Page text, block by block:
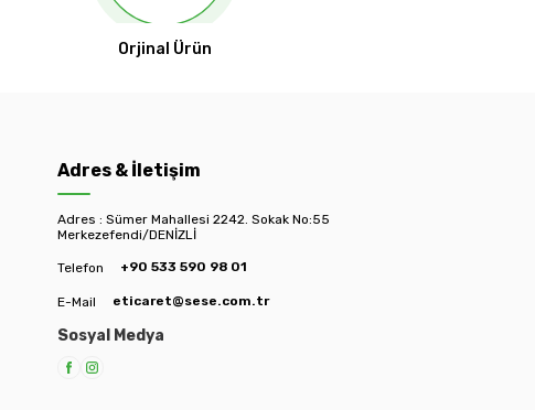
Orjinal Ürün
Adres & İletişim
Adres : Sümer Mahallesi 2242. Sokak No:55
Merkezefendi/DENİZLİ
Telefon +90 533 590 98 01
E-Mail eticaret@sese.com.tr
Sosyal Medya